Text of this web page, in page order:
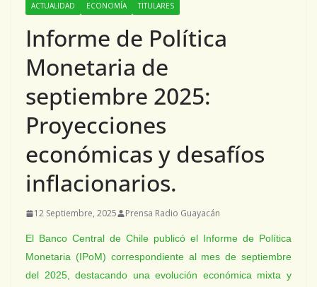
ACTUALIDAD ECONOMÍA TITULARES
Informe de Política
Monetaria de
septiembre 2025:
Proyecciones
económicas y desafíos
inflacionarios.
12 Septiembre, 2025 Prensa Radio Guayacán
El Banco Central de Chile publicó el Informe de Política
Monetaria (IPoM) correspondiente al mes de septiembre
del 2025, destacando una evolución económica mixta y